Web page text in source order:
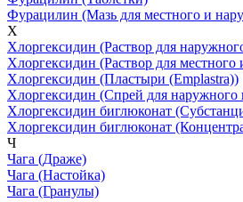
Фурацилин (Мазь для местного и
Х
Хлоргексидин (Раствор для
Хлоргексидин (Раствор для
Хлоргексидин (Пластыри (Emplastra))
Хлоргексидин (Спрей для наружного
Хлоргексидин биглюконат
Хлоргексидин биглюконат
Ч
Чага (Драже)
Чага (Настойка)
Чага (Гранулы)